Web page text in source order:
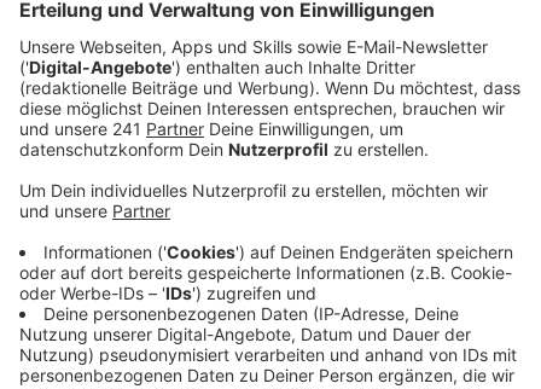
Anzeige
Auch mit den gesammelten Kilometern können die
Veranstalter zufrieden sein. Zum allerersten Mal
wurde nämlich die Rekordmarke von 500.000
gesammelten Kilometern auf dem Rad geknackt.
Außerdem haben nochmal 10 Prozent mehr Menschen
mitgemacht und ihre Fahrten beim Stadtradeln in den
drei Wochen im Juni eingetragen.
Anzeige